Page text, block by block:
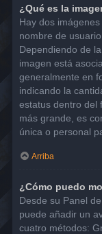
¿Qué es la
Hay dos
nombre de
Dependiendo de
imagen está
generalmente en
indicando la
estatus dentro del
más grande, es
única o personal
Arriba
¿Cómo puedo
Desde su Panel
puede añadir un
cuatro métodos: